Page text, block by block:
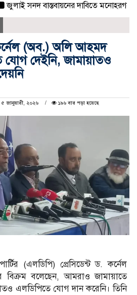
সনদ বাস্তবায়নের দাবিতে মনোহরগঞ্জে
(অব.) অলি আহমদ
দেইনি, জামায়াতও
জানুয়ারী, ২০২৬
১৯৬ বার পড়া হয়েছে
(এলডিপি) প্রেসিডেন্ট ড. কর্নেল
বলেছেন, আমরাও জামায়াতে
এলডিপিতে যোগ দান করেনি। তিনি